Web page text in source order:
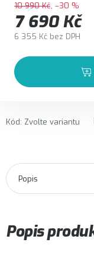
10 990 Kč –30 %
7 690 Kč
6 355 Kč bez DPH
Kód: Zvolte variantu
Popis